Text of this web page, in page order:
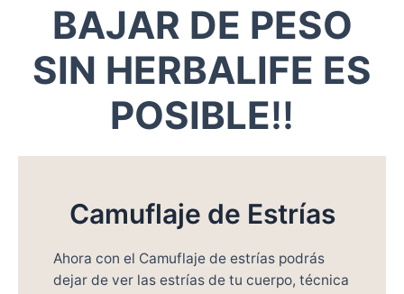
BAJAR DE PESO
SIN HERBALIFE ES
POSIBLE!!
Camuflaje de Estrías
Ahora con el Camuflaje de estrías podrás
dejar de ver las estrías de tu cuerpo, técnica